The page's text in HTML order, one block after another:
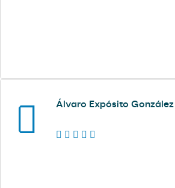
Álvaro Expósito González